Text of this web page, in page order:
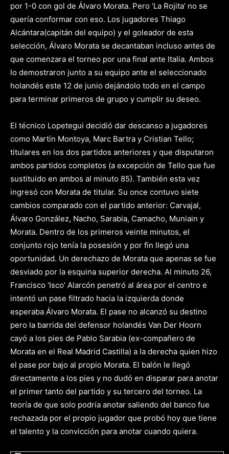
por 1-0 con gol de Álvaro Morata. Pero ‘La Rojita’ no se
quería conformar con eso. Los jugadores Thiago
Alcántara(capitán del equipo) y el goleador de esta
selección, Álvaro Morata se decantaban incluso antes de
que comenzara el torneo por una final ante Italia. Ambos
lo demostraron junto a su equipo ante el seleccionado
holandés este 12 de junio dejándolo todo en el campo
para terminar primeros de grupo y cumplir su deseo.
El técnico Lopetegui decidió dar descanso a jugadores
como Martín Montoya, Marc Bartra y Cristian Tello;
titulares en los dos partidos anteriores y que disputaron
ambos partidos completos (a excepción de Tello que fue
sustituido en ambos al minuto 85). También esta vez
ingresó con Morata de titular. Su once contuvo siete
cambios comparado con el partido anterior: Carvajal,
Álvaro González, Nacho, Sarabia, Camacho, Muniain y
Morata. Dentro de los primeros veinte minutos, el
conjunto rojo tenía la posesión y por fin llegó una
oportunidad. Un derechazo de Morata que apenas se fue
desviado por la esquina superior derecha. Al minuto 26,
Francisco ‘Isco’ Alarcón penetró al área por el centro e
intentó un pase filtrado hacia la izquierda donde
esperaba Álvaro Morata. El pase no alcanzó su destino
pero la barrida del defensor holandés Van Der Hoorn
cayó a los pies de Pablo Sarabia (ex-compañero de
Morata en el Real Madrid Castilla) a la derecha quien hizo
el pase por bajo al propio Morata. El balón le llegó
directamente a los pies y no dudó en disparar para anotar
el primer tanto del partido y su tercero del torneo. La
teoría de que solo podría anotar saliendo del banco fue
rechazada por el propio jugador que probó hoy que tiene
el talento y la convicción para anotar cuando quiera.